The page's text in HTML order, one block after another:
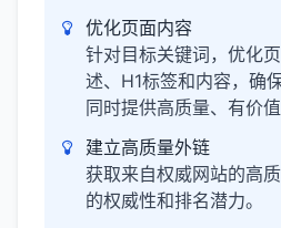
优化页面内容
针对目标关键词，优化
述、H1标签和内容，确
同时提供高质量、有价值
建立高质量外链
获取来自权威网站的高
的权威性和排名潜力。